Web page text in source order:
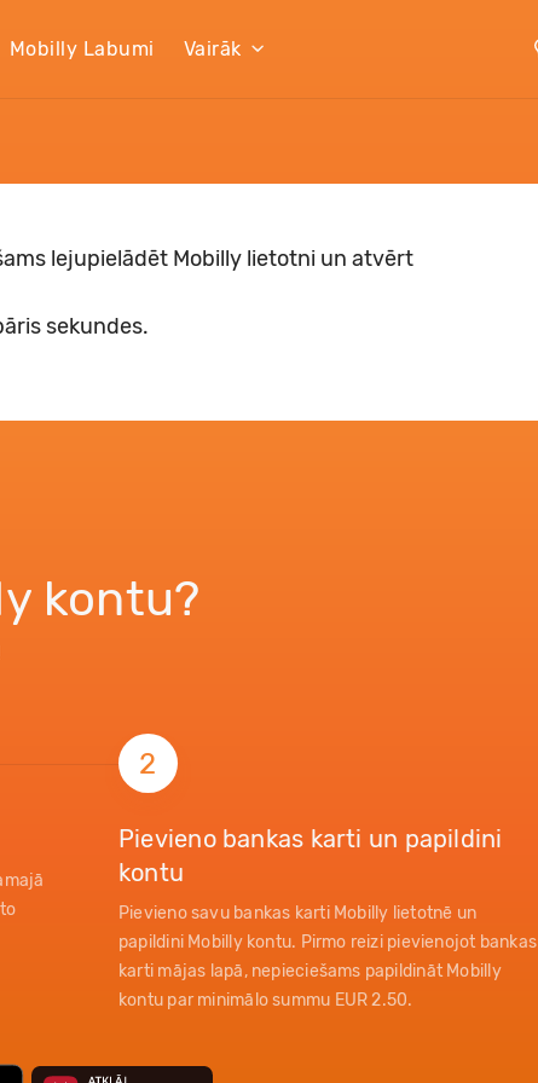
Mobilly Labumi Vairāk
lejupielādēt Mobilly lietotni un atvērt
sekundes.
kontu?
2
Pievieno bankas karti un papildini
kontu
Pievieno savu bankas karti Mobilly lietotnē un
papildini Mobilly kontu. Pirmo reizi pievienojot bankas
karti mājas lapā, nepieciešams papildināt Mobilly
kontu par minimālo summu EUR 2.50.